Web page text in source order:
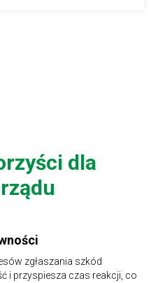
dla
zgłaszania szkód
i przyspiesza czas reakcji, co